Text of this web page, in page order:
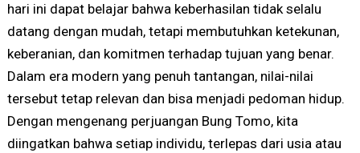
hari ini dapat belajar bahwa keberhasilan tidak selalu
datang dengan mudah, tetapi membutuhkan ketekunan,
keberanian, dan komitmen terhadap tujuan yang benar.
Dalam era modern yang penuh tantangan, nilai-nilai
tersebut tetap relevan dan bisa menjadi pedoman hidup.
Dengan mengenang perjuangan Bung Tomo, kita
diingatkan bahwa setiap individu, terlepas dari usia atau